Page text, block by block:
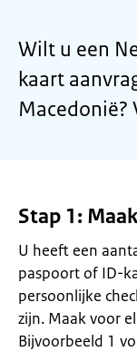
Wilt u een
kaart
Macedonië?
Stap 1:
U heeft een
paspoort of ID-
persoonlijke
zijn. Maak voor
Bijvoorbeeld 1